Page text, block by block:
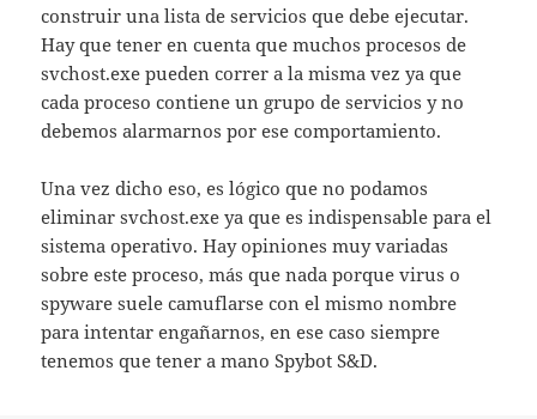
construir una lista de servicios que debe ejecutar.
Hay que tener en cuenta que muchos procesos de
svchost.exe pueden correr a la misma vez ya que
cada proceso contiene un grupo de servicios y no
debemos alarmarnos por ese comportamiento.
Una vez dicho eso, es lógico que no podamos
eliminar svchost.exe ya que es indispensable para el
sistema operativo. Hay opiniones muy variadas
sobre este proceso, más que nada porque virus o
spyware suele camuflarse con el mismo nombre
para intentar engañarnos, en ese caso siempre
tenemos que tener a mano Spybot S&D.